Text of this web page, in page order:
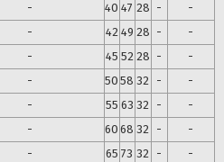
- 40 47 28 -
-
- 42 49 28 -
-
- 45 52 28 -
-
- 50 58 32 -
-
- 55 63 32 -
-
- 60 68 32 -
-
- 65 73 32 -
-